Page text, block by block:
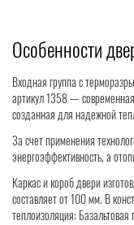
Особенности
Входная группа с
артикул 1358 —
созданная для надежной
За счет применения
энергоэффективность, а
Каркас и короб двери
составляет от 100 мм. В
теплоизоляция: